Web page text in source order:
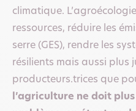
climatique.
ressources, réduire les
serre (GES), rendre les
résilients mais aussi plus
producteurs.trices que
l’agriculture ne doit